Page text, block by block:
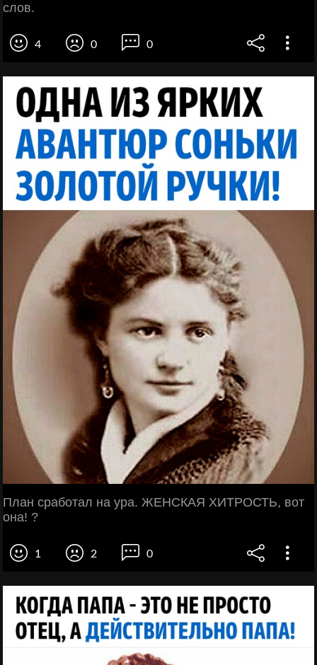
слов.
4 0 0
План сработал на ура. ЖЕНСКАЯ ХИТРОСТЬ, вот
она! ?
1 2 0